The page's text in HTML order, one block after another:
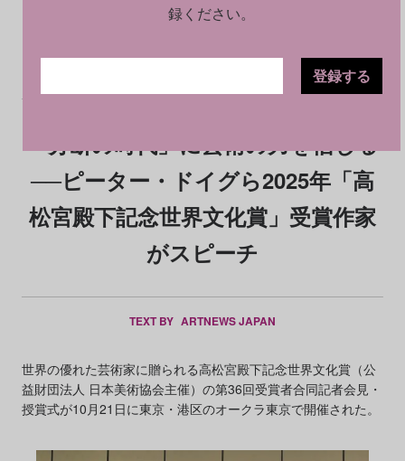
2025.10.22
「分断の時代」に芸術の力を信じる
──ピーター・ドイグら2025年「高
松宮殿下記念世界文化賞」受賞作家
がスピーチ
TEXT BY ARTNEWS JAPAN
世界の優れた芸術家に贈られる高松宮殿下記念世界文化賞（公
益財団法人 日本美術協会主催）の第36回受賞者合同記者会見・
授賞式が10月21日に東京・港区のオークラ東京で開催された。
録ください。
登録する